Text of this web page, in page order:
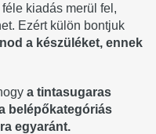
kiadás merül fel,
Ezért külön bontjuk
a készüléket, ennek
a tintasugaras
belépőkategóriás
egyaránt.